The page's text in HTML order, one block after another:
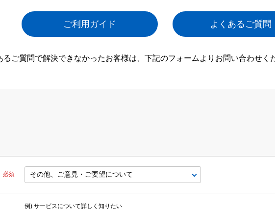
ご利用ガイド よくあるご質問
るご質問で解決できなかったお客様は、下記のフォームよりお問い合わせく
必須
例) サービスについて詳しく知りたい